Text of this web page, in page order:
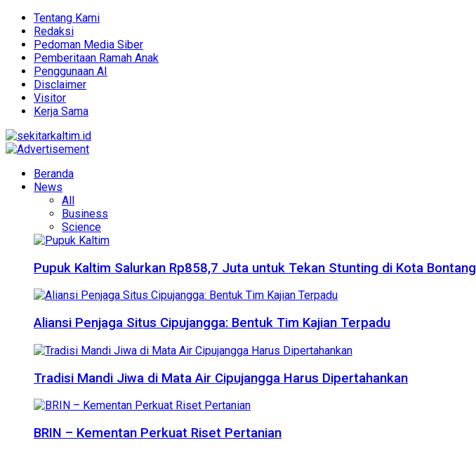
Tentang Kami
Redaksi
Pedoman Media Siber
Pemberitaan Ramah Anak
Penggunaan AI
Disclaimer
Visitor
Kerja Sama
Beranda
News
All
Business
Science
Pupuk Kaltim Salurkan Rp858,7 Juta untuk Tekan Stunting di Kota Bontang
Aliansi Penjaga Situs Cipujangga: Bentuk Tim Kajian Terpadu
Tradisi Mandi Jiwa di Mata Air Cipujangga Harus Dipertahankan
BRIN – Kementan Perkuat Riset Pertanian